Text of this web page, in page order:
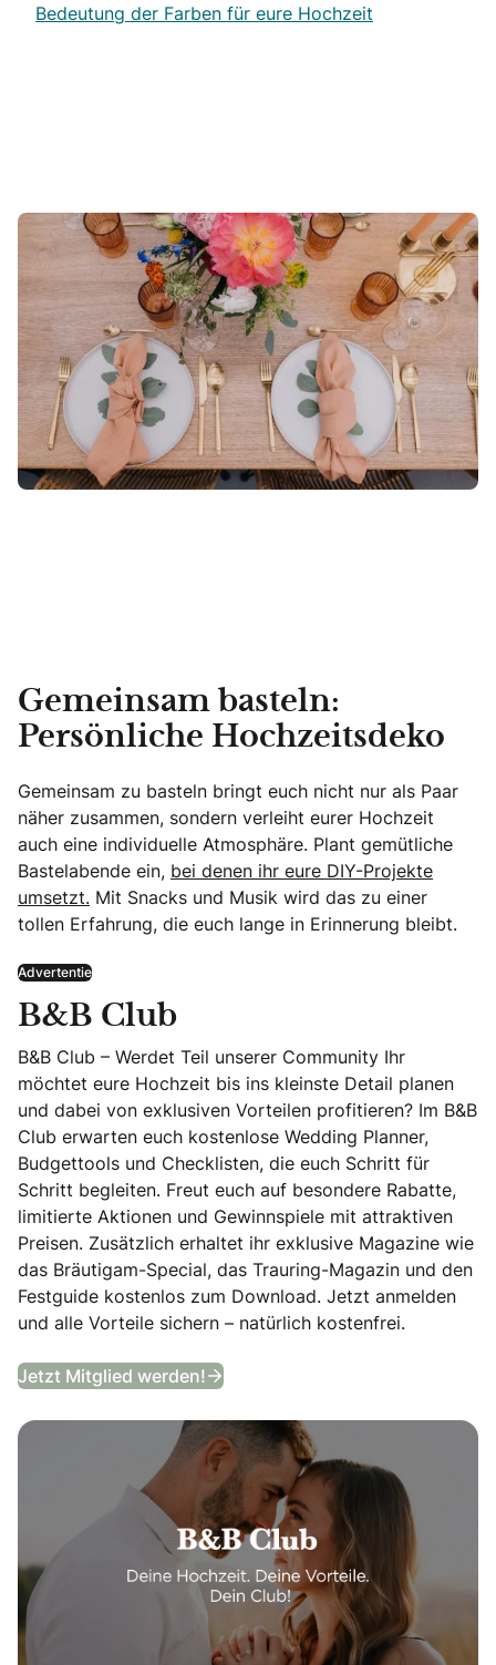
Bedeutung der Farben für eure Hochzeit
Gemeinsam basteln:
Persönliche Hochzeitsdeko
Gemeinsam zu basteln bringt euch nicht nur als Paar
näher zusammen, sondern verleiht eurer Hochzeit
auch eine individuelle Atmosphäre. Plant gemütliche
Bastelabende ein, bei denen ihr eure DIY-Projekte
umsetzt. Mit Snacks und Musik wird das zu einer
tollen Erfahrung, die euch lange in Erinnerung bleibt.
Advertentie
B&B Club
B&B Club – Werdet Teil unserer Community Ihr
möchtet eure Hochzeit bis ins kleinste Detail planen
und dabei von exklusiven Vorteilen profitieren? Im B&B
Club erwarten euch kostenlose Wedding Planner,
Budgettools und Checklisten, die euch Schritt für
Schritt begleiten. Freut euch auf besondere Rabatte,
limitierte Aktionen und Gewinnspiele mit attraktiven
Preisen. Zusätzlich erhaltet ihr exklusive Magazine wie
das Bräutigam-Special, das Trauring-Magazin und den
Festguide kostenlos zum Download. Jetzt anmelden
und alle Vorteile sichern – natürlich kostenfrei.
Jetzt Mitglied werden! B&B Club